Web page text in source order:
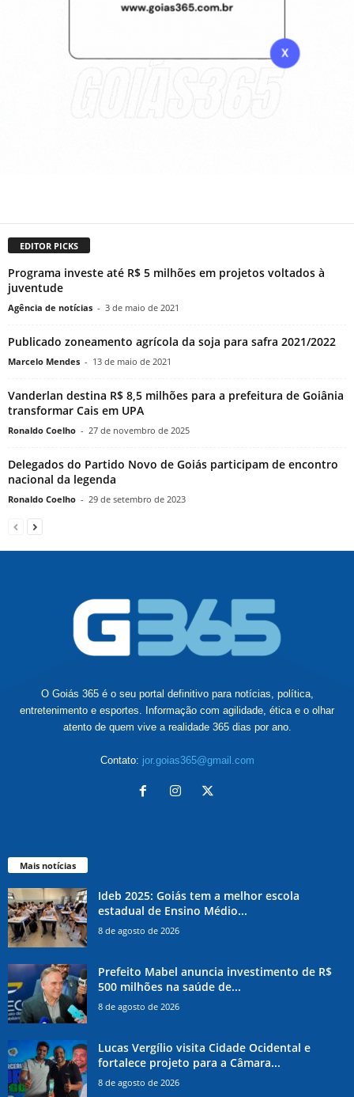
EDITOR PICKS
Programa investe até R$ 5 milhões em projetos voltados à
juventude
Agência de notícias - 3 de maio de 2021
Publicado zoneamento agrícola da soja para safra 2021/2022
Marcelo Mendes - 13 de maio de 2021
Vanderlan destina R$ 8,5 milhões para a prefeitura de Goiânia
transformar Cais em UPA
Ronaldo Coelho - 27 de novembro de 2025
Delegados do Partido Novo de Goiás participam de encontro
nacional da legenda
Ronaldo Coelho - 29 de setembro de 2023
O Goiás 365 é o seu portal definitivo para notícias, política,
entretenimento e esportes. Informação com agilidade, ética e o olhar
atento de quem vive a realidade 365 dias por ano.
Contato: jor.goias365@gmail.com
Mais notícias
Ideb 2025: Goiás tem a melhor escola
estadual de Ensino Médio...
8 de agosto de 2026
Prefeito Mabel anuncia investimento de R$
500 milhões na saúde de...
8 de agosto de 2026
Lucas Vergílio visita Cidade Ocidental e
fortalece projeto para a Câmara...
8 de agosto de 2026